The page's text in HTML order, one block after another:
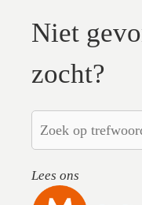
Niet
zocht?
Lees ons